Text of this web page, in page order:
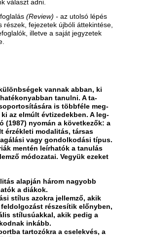
választ adni.
(Review) - az utolsó lépés
részek, fejezetek újbóli áttekintése,
illetve a saját jegyzetek
vannak abban, ki
tanulni. A ta­
is többféle meg­
az elmúlt évtizedekben. A leg­
(1987) nyomán a következők: a
érzékleti modalitás, társas
vagy gondolkodási tí­pus.
mentén leírhatók a ta­nulás
módozatai. Vegyük ezeket
alapján három nagyobb
a diákok.
stílus azokra jellemző, akik
részesítik előnyben,
stílusúakkal, akik pedig a
inkább.
tar­tozókra a cselekvés, a